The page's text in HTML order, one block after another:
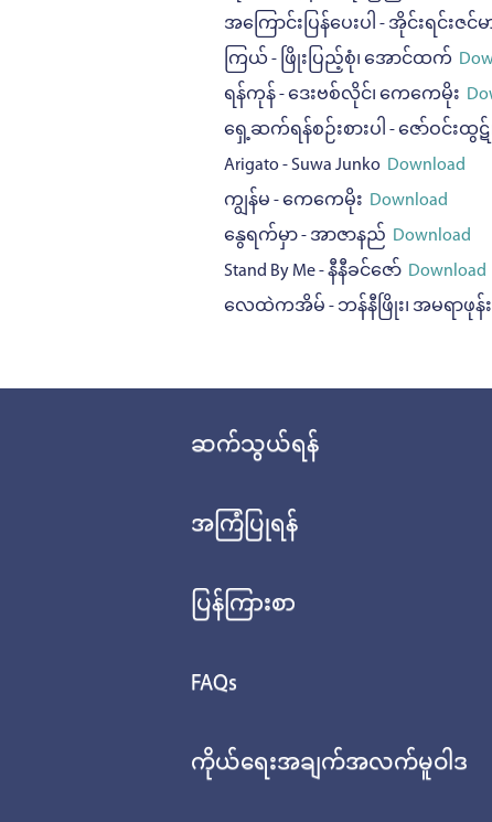
အကြောင်းပြန်ပေးပါ - အိုင်းရင်းဇင်မ
ကြယ် - ဖြိုးပြည့်စုံ၊ အောင်ထက်
ရန်ကုန် - ဒေးဗစ်လိုင်၊ ကေကေမိုး
ရှေ့ဆက်ရန်စဉ်းစားပါ - ဇော်ဝင်းထွ
Arigato - Suwa Junko Download
ကျွန်မ - ကေကေမိုး Download
နွေရက်မှာ - အာဇာနည် Download
Stand By Me - နီနီခင်ဇော်Download
လေထဲကအိမ် - ဘန်နီဖြိုး၊ အမရာဖုန်း
ဆက်သွယ်ရန်
အကြံပြုရန်
ပြန်ကြားစာ
FAQs
ကိုယ်ရေးအချက်အလက်မူဝါဒ